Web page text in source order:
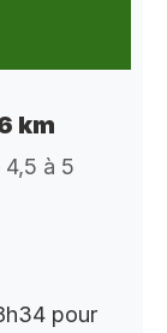
km
à 5
pour